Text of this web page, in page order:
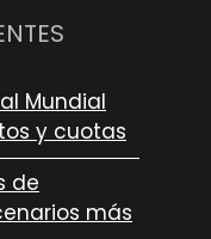
Mundial
y cuotas
de
más